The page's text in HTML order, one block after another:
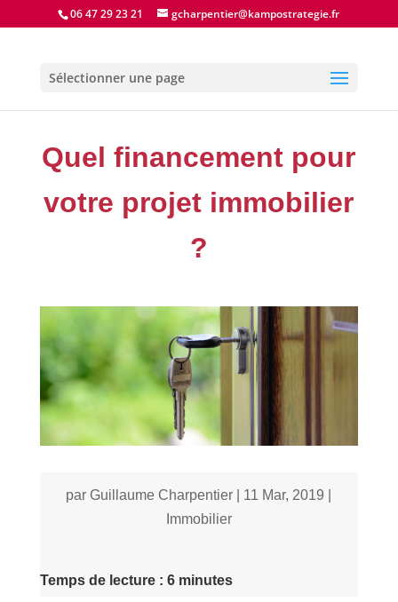
06 47 29 23 21 gcharpentier@kampostrategie.fr
Sélectionner une page
Quel financement pour
votre projet immobilier
?
par Guillaume Charpentier 11 Mar, 2019
Immobilier
Temps de lecture : 6 minutes